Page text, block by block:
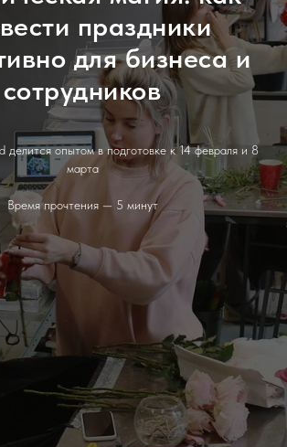
праздники
для бизнеса и
сотрудников
делится опытом в подготовке к 14 февраля и 8
марта
Время прочтения — 5 минут